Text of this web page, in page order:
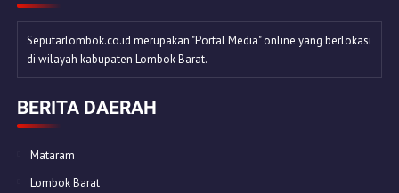
Seputarlombok.co.id merupakan "Portal Media" online yang berlokasi
di wilayah kabupaten Lombok Barat.
BERITA DAERAH
Mataram
Lombok Barat